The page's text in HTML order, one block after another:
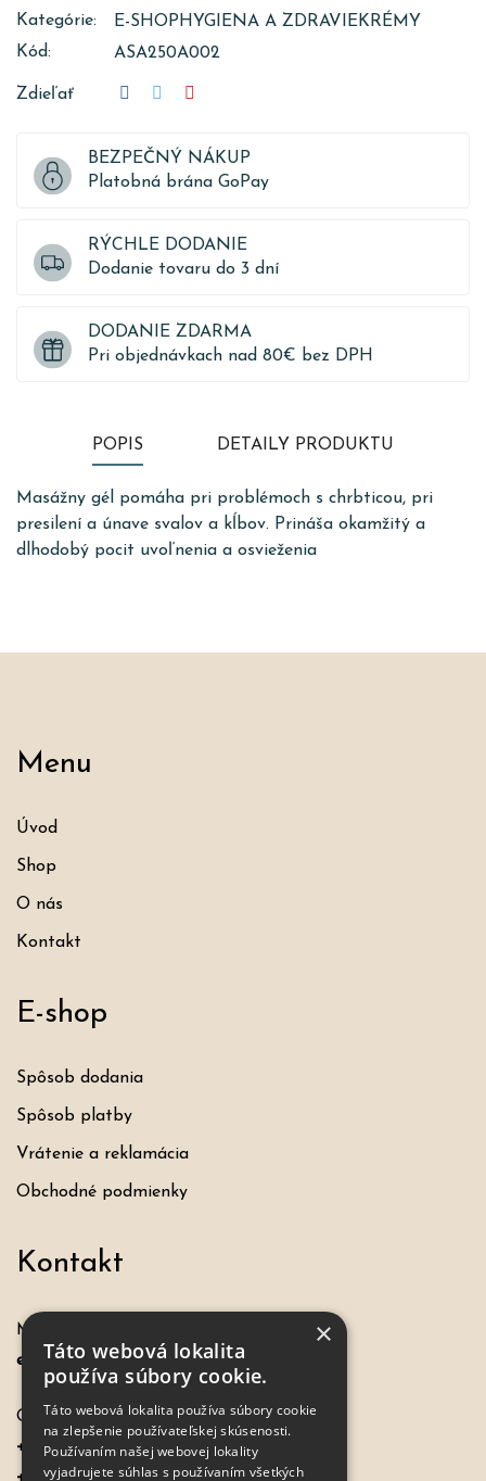
Kategórie:
E-SHOPHYGIENA A ZDRAVIEKRÉMY
Kód:
ASA250A002
Zdieľať
BEZPEČNÝ NÁKUP
Platobná brána GoPay
RÝCHLE DODANIE
Dodanie tovaru do 3 dní
DODANIE ZDARMA
Pri objednávkach nad 80€ bez DPH
POPIS DETAILY PRODUKTU
Masážny gél pomáha pri problémoch s chrbticou, pri
presilení a únave svalov a kĺbov. Prináša okamžitý a
dlhodobý pocit uvoľnenia a osvieženia
Menu
Úvod
Shop
O nás
Kontakt
E-shop
Spôsob dodania
Spôsob platby
Vrátenie a reklamácia
Obchodné podmienky
Kontakt
Máte otázku, požiadavku?
eshop@hochel.sk
Objednávky:
+421 917 649 198
×
Táto webová lokalita
používa súbory cookie.
Táto webová lokalita používa súbory cookie
na zlepšenie používateľskej skúsenosti.
Používaním našej webovej lokality
vyjadrujete súhlas s používaním všetkých